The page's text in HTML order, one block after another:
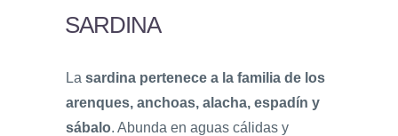
SARDINA
La sardina pertenece a la familia de los
arenques, anchoas, alacha, espadín y
sábalo. Abunda en aguas cálidas y